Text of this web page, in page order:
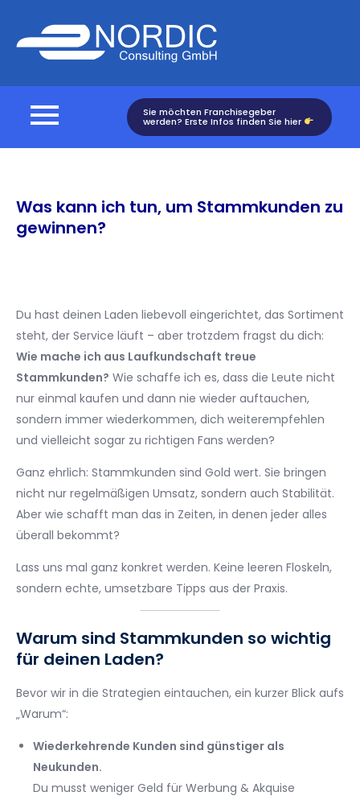
content
Sie möchten Franchisegeber
werden? Erste Infos finden Sie hier
Was kann ich tun, um Stammkunden zu
gewinnen?
Du hast deinen Laden liebevoll eingerichtet, das Sortiment
steht, der Service läuft – aber trotzdem fragst du dich:
Wie mache ich aus Laufkundschaft treue
Stammkunden? Wie schaffe ich es, dass die Leute nicht
nur einmal kaufen und dann nie wieder auftauchen,
sondern immer wiederkommen, dich weiterempfehlen
und vielleicht sogar zu richtigen Fans werden?
Ganz ehrlich: Stammkunden sind Gold wert. Sie bringen
nicht nur regelmäßigen Umsatz, sondern auch Stabilität.
Aber wie schafft man das in Zeiten, in denen jeder alles
überall bekommt?
Lass uns mal ganz konkret werden. Keine leeren Floskeln,
sondern echte, umsetzbare Tipps aus der Praxis.
Warum sind Stammkunden so wichtig
für deinen Laden?
Bevor wir in die Strategien eintauchen, ein kurzer Blick aufs
„Warum“:
Wiederkehrende Kunden sind günstiger als
Neukunden.
Du musst weniger Geld für Werbung & Akquise